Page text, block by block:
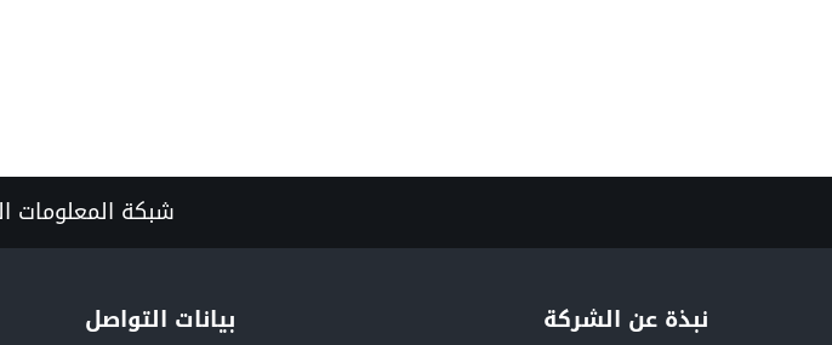
شبكة المعلومات
نبذة عن الشركة بيانات التواصل